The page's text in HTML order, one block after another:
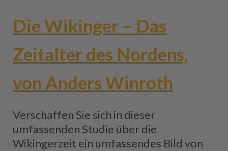
Die Wikinger – Das
Zeitalter des Nordens,
von Anders Winroth
Verschaffen Sie sich in dieser
umfassenden Studie über die
Wikingerzeit ein umfassendes Bild von